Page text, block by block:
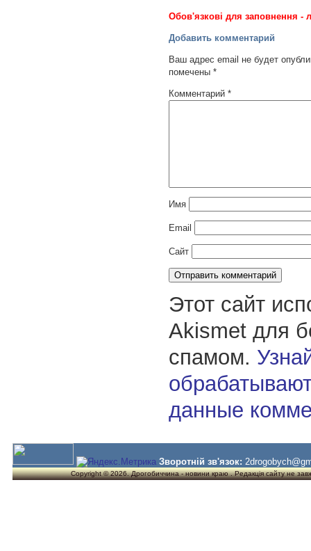
Обов'язкові для заповнення -
Добавить комментарий
Ваш адрес email не будет
помечены *
Комментарий *
Имя
Email
Сайт
Этот сайт
Akismet для
спамом.
данные
Зворотній зв'язок:
Copyright © 2026. Дрогобиччина - новини краю . Редакція сайту не